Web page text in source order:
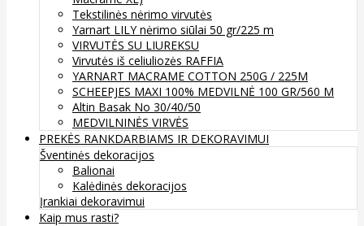
Tekstilinės nėrimo virvutės
Yarnart LILY nėrimo siūlai 50 gr/225 m
VIRVUTĖS SU LIUREKSU
Virvutės iš celiuliozės RAFFIA
YARNART MACRAME COTTON 250G / 225M
SCHEEPJES MAXI 100% MEDVILNĖ 100 GR/560 M
Altin Basak No 30/40/50
MEDVILNINĖS VIRVĖS
PREKĖS RANKDARBIAMS IR DEKORAVIMUI
Šventinės dekoracijos
Balionai
Kalėdinės dekoracijos
Įrankiai dekoravimui
Kaip mus rasti?